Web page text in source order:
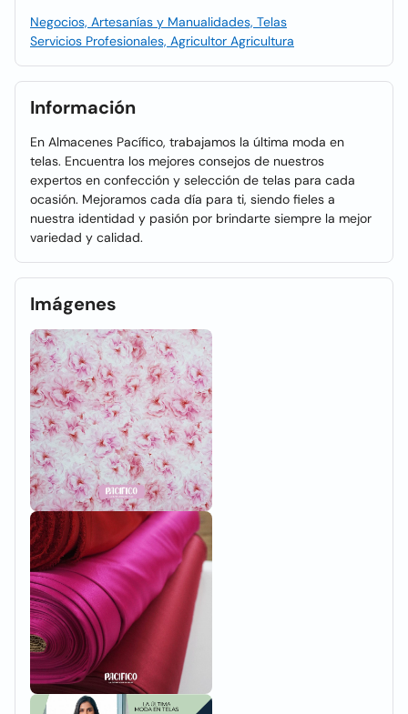
Negocios, Artesanías y Manualidades, Telas
Servicios Profesionales, Agricultor Agricultura
Información
En Almacenes Pacífico, trabajamos la última moda en
telas. Encuentra los mejores consejos de nuestros
expertos en confección y selección de telas para cada
ocasión. Mejoramos cada día para ti, siendo fieles a
nuestra identidad y pasión por brindarte siempre la mejor
variedad y calidad.
Imágenes